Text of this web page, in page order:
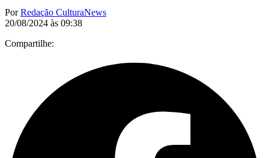
PorRedação CulturaNews
20/08/2024 às 09:38
Compartilhe: